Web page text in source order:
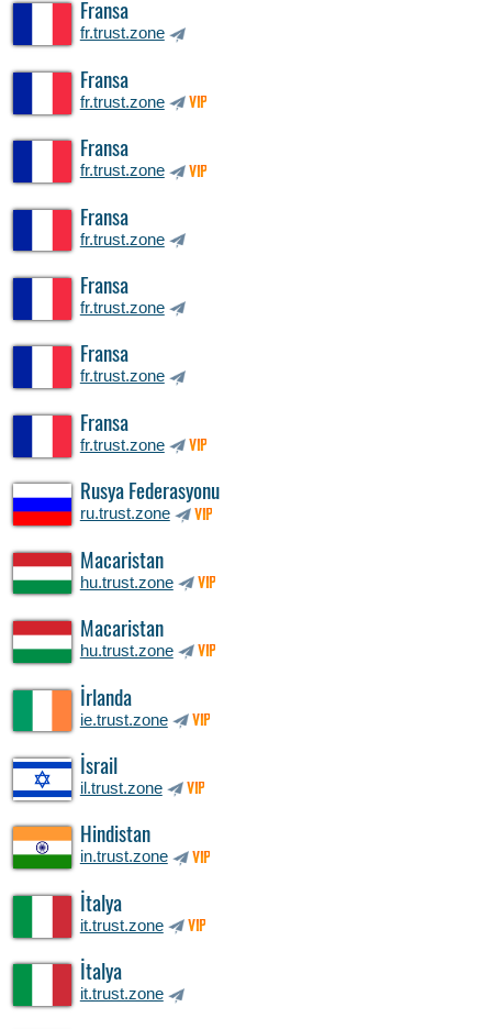
Fransa
fr.trust.zone
Fransa
fr.trust.zone VIP
Fransa
fr.trust.zone VIP
Fransa
fr.trust.zone
Fransa
fr.trust.zone
Fransa
fr.trust.zone
Fransa
fr.trust.zone VIP
Rusya Federasyonu
ru.trust.zone VIP
Macaristan
hu.trust.zone VIP
Macaristan
hu.trust.zone VIP
İrlanda
ie.trust.zone VIP
İsrail
il.trust.zone VIP
Hindistan
in.trust.zone VIP
İtalya
it.trust.zone VIP
İtalya
it.trust.zone